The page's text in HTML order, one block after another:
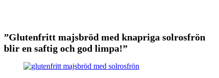
”Glutenfritt majsbröd med knapriga solrosfrön
blir en saftig och god limpa!”